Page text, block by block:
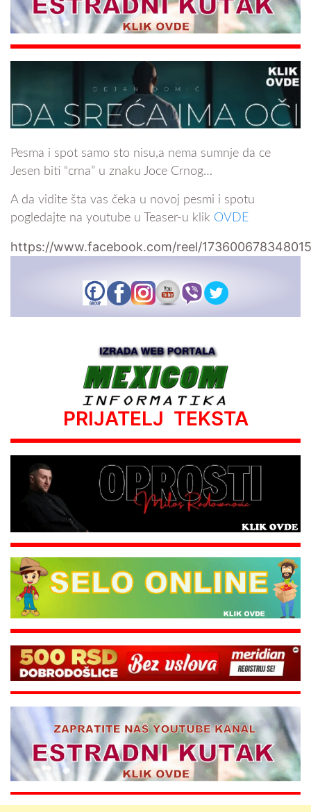
Pesma i spot samo sto nisu,a nema sumnje da ce
Jesen biti “crna” u znaku Joce Crnog…
A da vidite šta vas čeka u novoj pesmi i spotu
pogledajte na youtube u Teaser-u klik OVDE
https://www.facebook.com/reel/
PRIJATELJ TEKSTA